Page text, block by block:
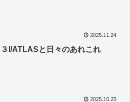
2025.11.24
３I/ATLASと日々のあれこれ
2025.10.25